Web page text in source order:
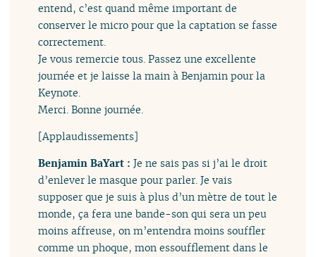
entend, c’est quand même important de
conserver le micro pour que la captation se fasse
correctement.
Je vous remercie tous. Passez une excellente
journée et je laisse la main à Benjamin pour la
Keynote.
Merci. Bonne journée.
[Applaudissements]
Benjamin BaYart :Je ne sais pas si j’ai le droit
d’enlever le masque pour parler. Je vais
supposer que je suis à plus d’un mètre de tout le
monde, ça fera une bande-son qui sera un peu
moins affreuse, on m’entendra moins souffler
comme un phoque, mon essoufflement dans le